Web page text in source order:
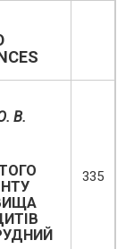
В.
335